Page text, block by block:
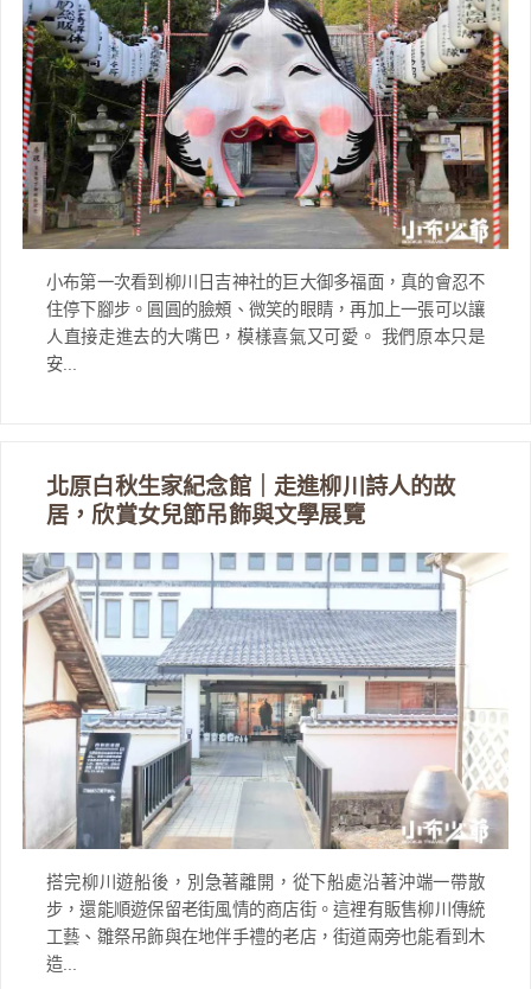
小布第一次看到柳川日吉神社的巨大御多福面，真的會忍不
住停下腳步。圓圓的臉頰、微笑的眼睛，再加上一張可以讓
人直接走進去的大嘴巴，模樣喜氣又可愛。 我們原本只是
安...
北原白秋生家紀念館｜走進柳川詩人的故
居，欣賞女兒節吊飾與文學展覽
搭完柳川遊船後，別急著離開，從下船處沿著沖端一帶散
步，還能順遊保留老街風情的商店街。這裡有販售柳川傳統
工藝、雛祭吊飾與在地伴手禮的老店，街道兩旁也能看到木
造...